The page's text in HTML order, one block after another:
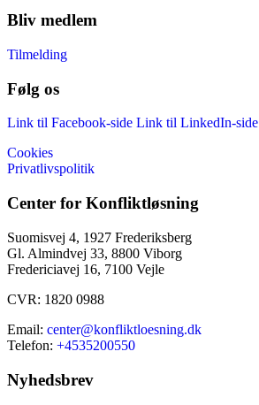
Bliv medlem
Tilmelding
Følg os
Link til Facebook-side Link til LinkedIn-side
Cookies
Privatlivspolitik
Center for Konfliktløsning
Suomisvej 4, 1927 Frederiksberg
Gl. Almindvej 33, 8800 Viborg
Fredericiavej 16, 7100 Vejle
CVR: 1820 0988
Email: center@konfliktloesning.dk
Telefon: +4535200550
Nyhedsbrev